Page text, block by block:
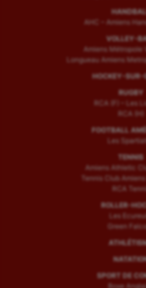
AHC – Amiens
VOLLEY-
Amiens Métropole
Longueau Amiens
HOCKEY-SUR-
RUGBY
RCA (F) – Les
RCA (H)
FOOTBALL
Les
TENNIS
Amiens Athletic
Tennis Club
RCA
ROLLER-
Les
Green
SPORT DE
Boxe